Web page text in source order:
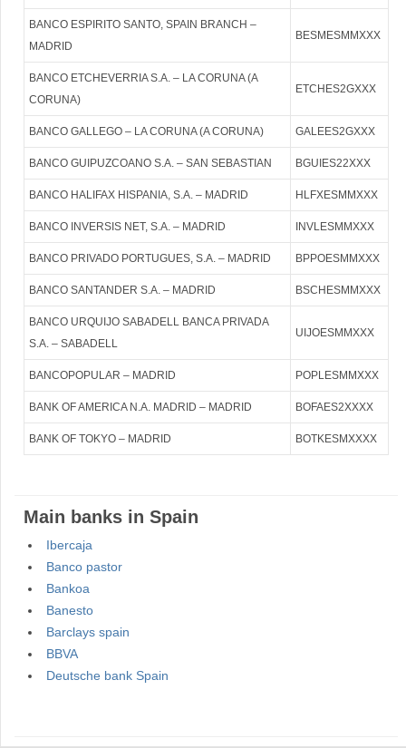
BANCO ESPIRITO SANTO, SPAIN BRANCH –
MADRID
BESMESMMXXX
BANCO ETCHEVERRIA S.A. – LA CORUNA (A
CORUNA)
ETCHES2GXXX
BANCO GALLEGO – LA CORUNA (A CORUNA) GALEES2GXXX
BANCO GUIPUZCOANO S.A. – SAN SEBASTIAN BGUIES22XXX
BANCO HALIFAX HISPANIA, S.A. – MADRID HLFXESMMXXX
BANCO INVERSIS NET, S.A. – MADRID INVLESMMXXX
BANCO PRIVADO PORTUGUES, S.A. – MADRID BPPOESMMXXX
BANCO SANTANDER S.A. – MADRID BSCHESMMXXX
BANCO URQUIJO SABADELL BANCA PRIVADA
S.A. – SABADELL
UIJOESMMXXX
BANCOPOPULAR – MADRID POPLESMMXXX
BANK OF AMERICA N.A. MADRID – MADRID BOFAES2XXXX
BANK OF TOKYO – MADRID BOTKESMXXXX
Main banks in Spain
Ibercaja
Banco pastor
Bankoa
Banesto
Barclays spain
BBVA
Deutsche bank Spain